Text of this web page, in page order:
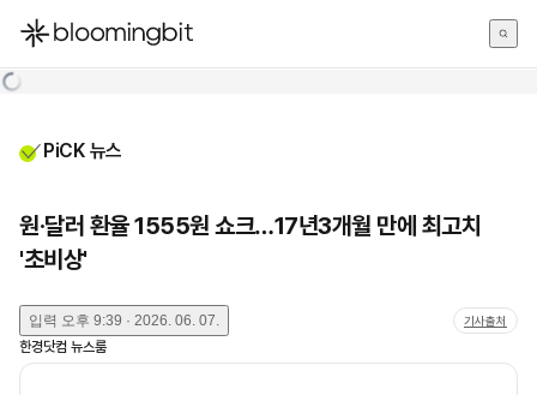
한국어
PiCK 뉴스
원·달러 환율 1555원 쇼크…17년3개월 만에 최고치
'초비상'
입력 오후 9:39 · 2026. 06. 07. 기사출처
한경닷컴 뉴스룸